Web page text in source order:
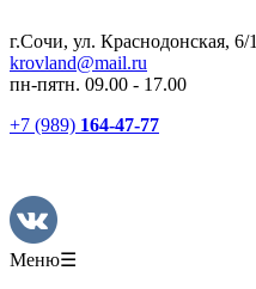
г.Сочи, ул. Краснодонская, 6/1
krovland@mail.ru
пн-пятн. 09.00 - 17.00
+7 (989) 164-47-77
Меню☰